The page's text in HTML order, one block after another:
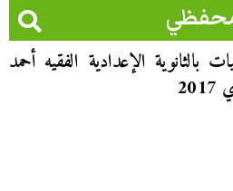
بالثانوية الإعدادية الفقيه أحمد